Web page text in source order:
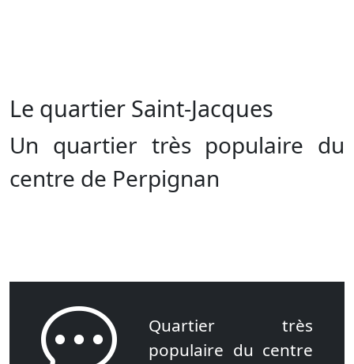
Le quartier Saint-Jacques
Un quartier très populaire du
centre de Perpignan
Quartier très
populaire du centre